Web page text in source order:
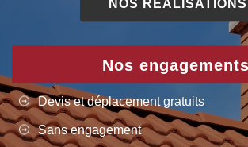
NOS RÉALISATIONS
Nos engagements
Devis et déplacement gratuits
Sans engagement